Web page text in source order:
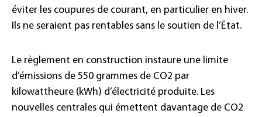
éviter les coupures de courant, en particulier en hiver.
Ils ne seraient pas rentables sans le soutien de l’État.
Le règlement en construction instaure une limite
d’émissions de 550 grammes de CO2 par
kilowattheure (kWh) d’électricité produite. Les
nouvelles centrales qui émettent davantage de CO2